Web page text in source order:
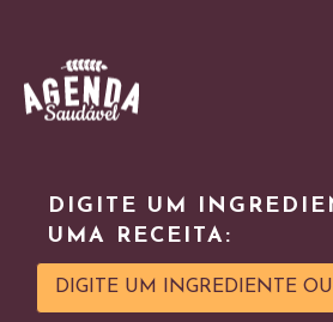
DIGITE UM
UMA RECEITA: